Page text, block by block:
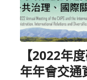
【2022年
年年會交通